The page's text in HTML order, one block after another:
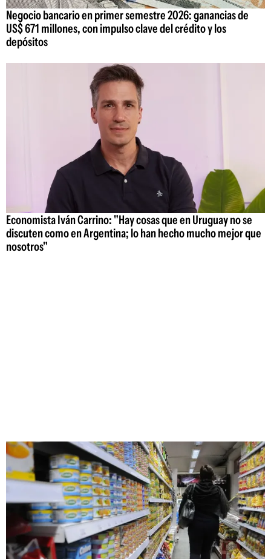
Negocio bancario en primer semestre 2026: ganancias de
US$ 671 millones, con impulso clave del crédito y los
depósitos
Economista Iván Carrino: "Hay cosas que en Uruguay no se
discuten como en Argentina; lo han hecho mucho mejor que
nosotros"